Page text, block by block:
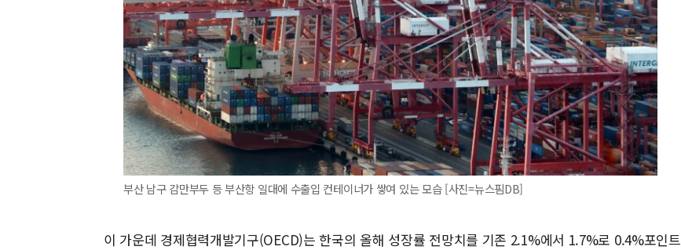
부산 남구 감만부두 등 부산항 일대에 수출입 컨테이너가 쌓여 있는 모습 [사진=뉴스핌DB]
이 가운데 경제협력개발기구(OECD)는 한국의 올해 성장률 전망치를 기존 2.1%에서 1.7%로 0.4%포인트